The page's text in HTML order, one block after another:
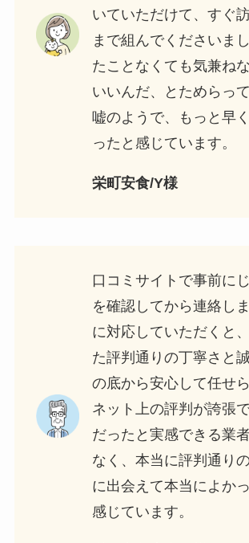
いていただけて、すぐ
まで組んでくださいま
たことなくても気兼ね
いいんだ、とためらっ
嘘のようで、もっと早
ったと感じています。
栄町安食/Y様
口コミサイトで事前に
を確認してから連絡し
に対応していただくと
た評判通りの丁寧さと
の底から安心して任せ
ネット上の評判が誇張
だったと実感できる業
なく、本当に評判通り
に出会えて本当によか
感じています。